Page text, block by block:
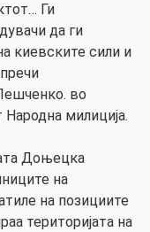
Ги
да ги
киевските сили и
во
милиција.
Доњецка
на
на позициите
територијата на